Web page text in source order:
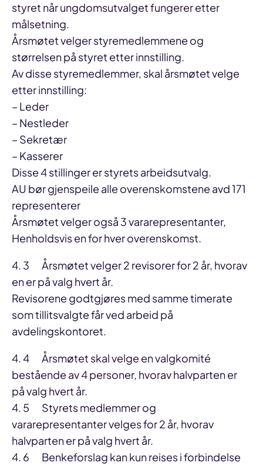
styret når ungdomsutvalget fungerer etter
målsetning.
Årsmøtet velger styremedlemmene og
størrelsen på styret etter innstilling.
Av disse styremedlemmer, skal årsmøtet velge
etter innstilling:
– Leder
– Nestleder
– Sekretær
– Kasserer
Disse 4 stillinger er styrets arbeidsutvalg.
AU bør gjenspeile alle overenskomstene avd 171
representerer
Årsmøtet velger også 3 vararepresentanter,
Henholdsvis en for hver overenskomst.
4. 3 Årsmøtet velger 2 revisorer for 2 år, hvorav
en er på valg hvert år.
Revisorene godtgjøres med samme timerate
som tillitsvalgte får ved arbeid på
avdelingskontoret.
4. 4 Årsmøtet skal velge en valgkomité
bestående av 4 personer, hvorav halvparten er
på valg hvert år.
4. 5 Styrets medlemmer og
vararepresentanter velges for 2 år, hvorav
halvparten er på valg hvert år.
4. 6 Benkeforslag kan kun reises i forbindelse